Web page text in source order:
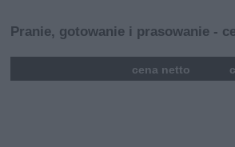
Pranie, gotowanie i prasowanie -
cena netto